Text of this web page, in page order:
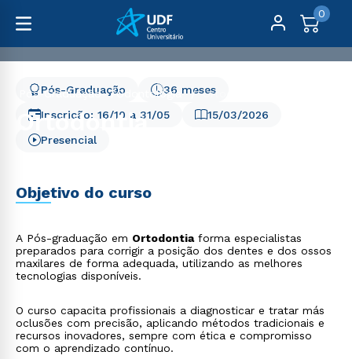
0
Pós-Graduação Odontologia Ortodontia
Ortodontia 15/03/2026
36 meses
Pós-Graduação
Presencial
Inscrição: 16/10 a 31/05
Objetivo do curso
A Pós-graduação em Ortodontiaforma especialistas
preparados para corrigir a posição dos dentes e dos ossos
maxilares de forma adequada, utilizando as melhores
tecnologias disponíveis.
O curso capacita profissionais a diagnosticar e tratar más
oclusões com precisão, aplicando métodos tradicionais e
recursos inovadores, sempre com ética e compromisso
com o aprendizado contínuo.